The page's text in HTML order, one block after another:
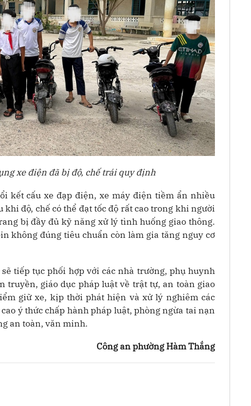
xe điện đã bị độ, chế trái quy định
kết cấu xe đạp điện, xe máy điện tiềm ẩn nhiều
độ, chế có thể đạt tốc độ rất cao trong khi người
bị đầy đủ kỹ năng xử lý tình huống giao thông.
không đúng tiêu chuẩn còn làm gia tăng nguy cơ
tiếp tục phối hợp với các nhà trường, phụ huynh
truyền, giáo dục pháp luật về trật tự, an toàn giao
giữ xe, kịp thời phát hiện và xử lý nghiêm các
ý thức chấp hành pháp luật, phòng ngừa tai nạn
an toàn, văn minh.
Công an phường Hàm Thắng